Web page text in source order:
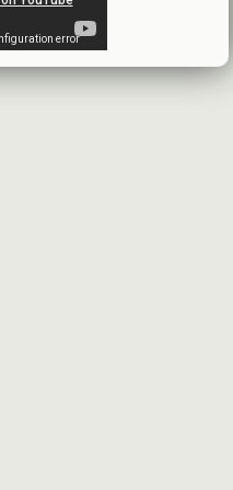
البيانات المالية النهائية عن العام 2025
شركة سيريتل موبايل تيليكوم
2026-07-12